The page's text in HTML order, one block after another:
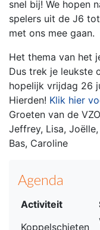
snel bij! We hopen
spelers uit de J6
met ons mee gaan.
Het thema van het
Dus trek je leukste
hopelijk vrijdag 26
Hierden! Klik hier
Groeten van de
Jeffrey, Lisa, Joëlle,
Bas, Caroline
Agenda
Activiteit
Koppelschieten